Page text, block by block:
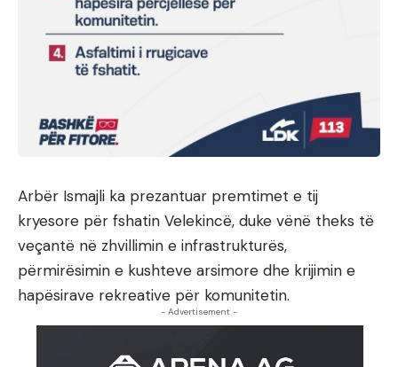
Arbër Ismajli ka prezantuar premtimet e tij
kryesore për fshatin Velekincë, duke vënë theks të
veçantë në zhvillimin e infrastrukturës,
përmirësimin e kushteve arsimore dhe krijimin e
hapësirave rekreative për komunitetin.
- Advertisement -